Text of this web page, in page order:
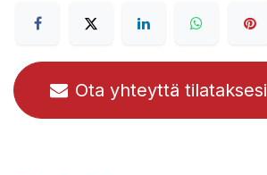
Ota yhteyttä tilataksesi